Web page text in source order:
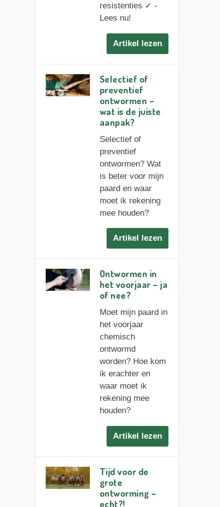
resistenties ✓ -
Lees nu!
Artikel lezen
Selectief of
preventief
ontwormen –
wat is de juiste
aanpak?
Selectief of
preventief
ontwormen? Wat
is beter voor mijn
paard en waar
moet ik rekening
mee houden?
Artikel lezen
Ontwormen in
het voorjaar – ja
of nee?
Moet mijn paard in
het voorjaar
chemisch
ontwormd
worden? Hoe kom
ik erachter en
waar moet ik
rekening mee
houden?
Artikel lezen
Tijd voor de
grote
ontworming –
echt?!